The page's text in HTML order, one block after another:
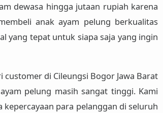
dewasa hingga jutaan rupiah karena
anak ayam pelung berkualitas
yang tepat untuk siapa saja yang ingin
di Cileungsi Bogor Jawa Barat
pelung masih sangat tinggi. Kami
para pelanggan di seluruh